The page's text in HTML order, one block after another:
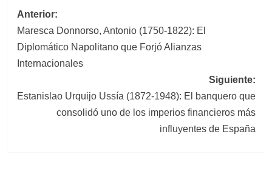
Navegación
de
entradas
Anterior:
Maresca Donnorso, Antonio (1750-1822): El
Diplomático Napolitano que Forjó Alianzas
Internacionales
Siguiente:
Estanislao Urquijo Ussía (1872-1948): El banquero que
consolidó uno de los imperios financieros más
influyentes de España